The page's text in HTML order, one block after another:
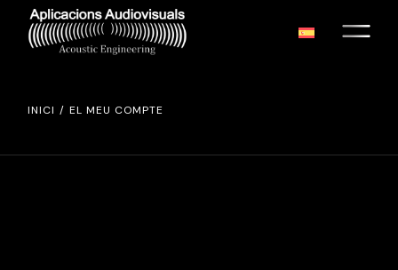
content
INICI EL MEU COMPTE